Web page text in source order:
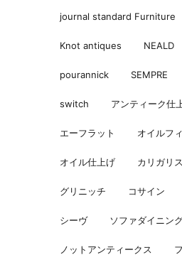
journal standard Furniture
Knot antiques NEALD
pourannick SEMPRE
switch アンティーク仕
エーフラット オイルフ
オイル仕上げ カリガリス
グリニッチ コサイン
シーヴ ソファダイニン
ノットアンティークス